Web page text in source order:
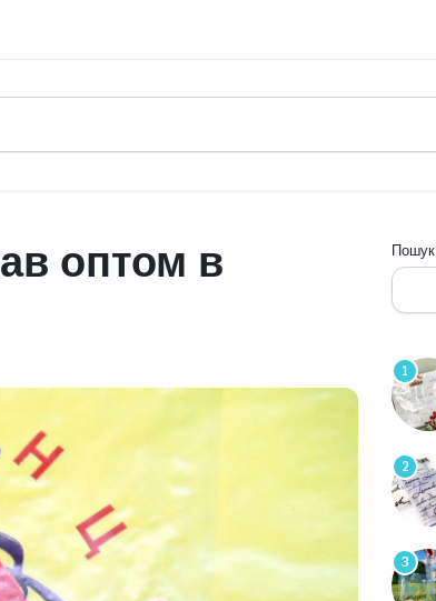
оптом в
Пошук
1
2
3